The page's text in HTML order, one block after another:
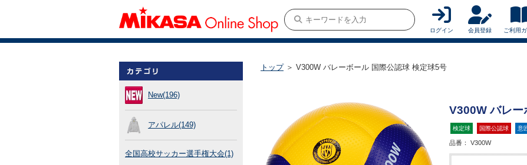
ログイン 会員登録 ご利用
New(196)
アパレル(149)
全国高校サッカー選手権大会(1)
トップ＞ V300W バレーボール 国際公認球 検定球5号
V300W バレー
検定球 国際公認球 意
品番： V300W